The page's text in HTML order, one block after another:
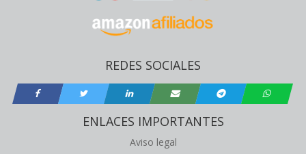
REDES SOCIALES
ENLACES IMPORTANTES
Aviso legal